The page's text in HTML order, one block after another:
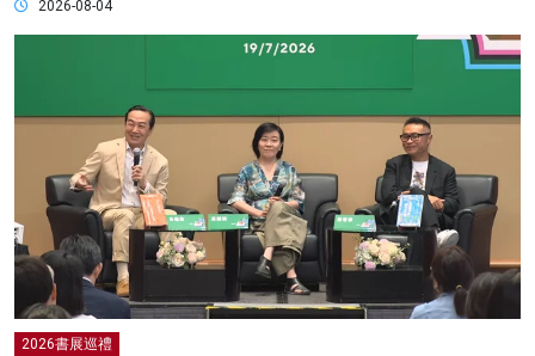
2026-08-04
2026書展巡禮